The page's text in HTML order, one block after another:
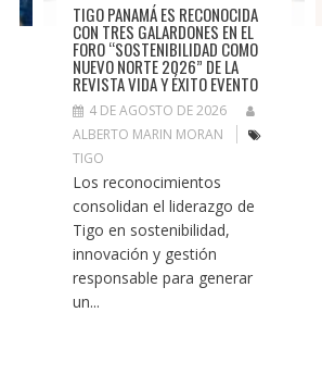
TIGO PANAMÁ ES RECONOCIDA
CON TRES GALARDONES EN EL
FORO “SOSTENIBILIDAD COMO
NUEVO NORTE 2026” DE LA
REVISTA VIDA Y ÉXITO EVENTO
4 DE AGOSTO DE 2026
ALBERTO MARIN MORAN
TIGO
Los reconocimientos
consolidan el liderazgo de
Tigo en sostenibilidad,
innovación y gestión
responsable para generar
un...